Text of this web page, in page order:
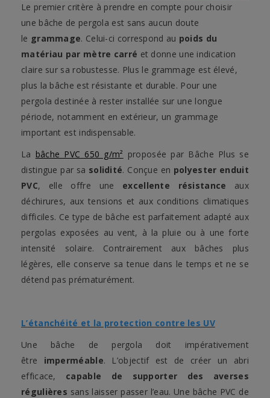
Le premier critère à prendre en compte pour choisir
une bâche de pergola est sans aucun doute
le grammage. Celui-ci correspond au poids du
matériau par mètre carré et donne une indication
claire sur sa robustesse. Plus le grammage est élevé,
plus la bâche est résistante et durable. Pour une
pergola destinée à rester installée sur une longue
période, notamment en extérieur, un grammage
important est indispensable.
La bâche PVC 650 g/m² proposée par Bâche Plus se
distingue par sa solidité. Conçue en polyester enduit
PVC, elle offre une excellente résistance aux
déchirures, aux tensions et aux conditions climatiques
difficiles. Ce type de bâche est parfaitement adapté aux
pergolas exposées au vent, à la pluie ou à une forte
intensité solaire. Contrairement aux bâches plus
légères, elle conserve sa tenue dans le temps et ne se
détend pas prématurément.
L’étanchéité et la protection contre les UV
Une bâche de pergola doit impérativement
être imperméable. L’objectif est de créer un abri
efficace, capable de supporter des averses
régulières sans laisser passer l’eau. Une bâche PVC de